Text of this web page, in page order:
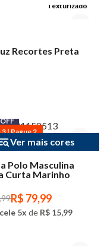
Texturizado
Recortes Preta
3 | Pague 2
Ver mais cores
Polo Masculina
Curta Marinho
R$ 79,99
5x de R$ 15,99